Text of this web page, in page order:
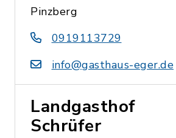
Pinzberg
0919113729
info@gasthaus-eger.de
Landgasthof
Schrüfer